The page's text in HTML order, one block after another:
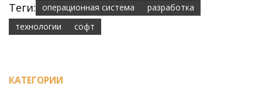
Теги: операционная система
разработка
технологии
софт
КАТЕГОРИИ